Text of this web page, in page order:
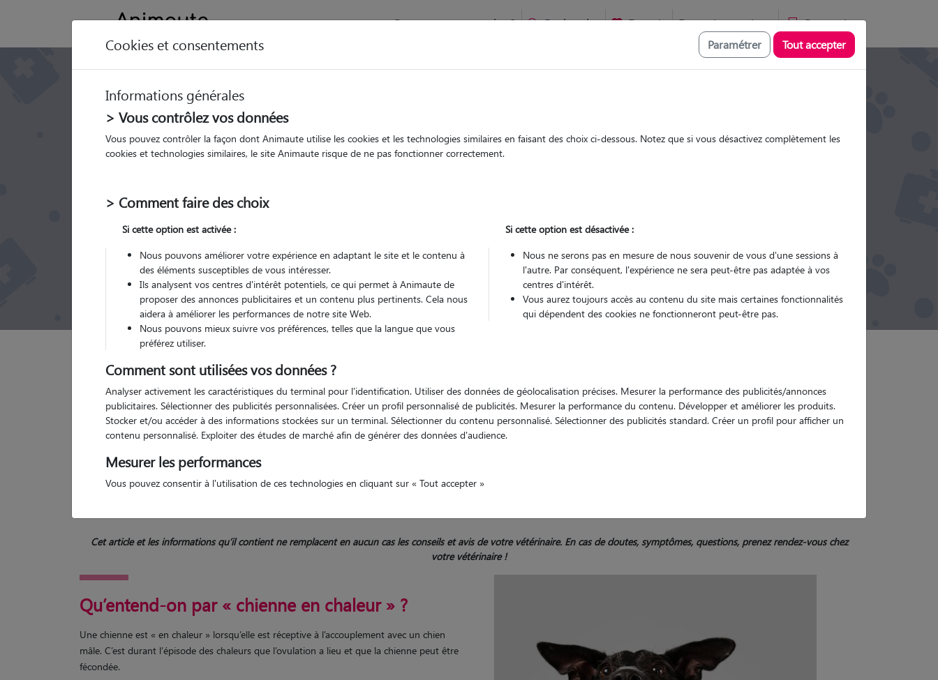
Comment ça marche ? Recherche Favoris Devenir pet sitter Connexion
Chaleurs de la chienne :
durée, cycle sexuel,
symptômes, solutions
chez le Pet Sitter
chez le Pet Sitter Visites
Visites
Pour quel animal ?
Trouver mon Pet Sitter
Garde d'animaux Chaleurs de la chienne : durée, cycle sexuel, symptômes, solutions
Catégories de cette pageSanté Chien
Article publié le 20/12/2024 et mis à jour le 10/09/2025
Les chaleurs chez la chienne
Cet article et les informations qu’il contient ne remplacent en aucun cas les conseils et avis de votre vétérinaire. En cas de doutes, symptômes, questions, prenez rendez-vous chez
votre vétérinaire !
Qu’entend-on par « chienne en chaleur » ?
Une chienne est « en chaleur » lorsqu’elle est réceptive à l’accouplement avec un chien
mâle. C’est durant l’épisode des chaleurs que l’ovulation a lieu et que la chienne peut être
fécondée.
Cookies et consentements Paramétrer Tout accepter
Informations générales
> Vous contrôlez vos données
Vous pouvez contrôler la façon dont Animaute utilise les cookies et les technologies similaires en faisant des choix ci-dessous. Notez que si vous désactivez complètement les
cookies et technologies similaires, le site Animaute risque de ne pas fonctionner correctement.
> Comment faire des choix
Si cette option est activée :
Nous pouvons améliorer votre expérience en adaptant le site et le contenu à
des éléments susceptibles de vous intéresser.
Ils analysent vos centres d'intérêt potentiels, ce qui permet à Animaute de
proposer des annonces publicitaires et un contenu plus pertinents. Cela nous
aidera à améliorer les performances de notre site Web.
Nous pouvons mieux suivre vos préférences, telles que la langue que vous
préférez utiliser.
Si cette option est désactivée :
Nous ne serons pas en mesure de nous souvenir de vous d'une sessions à
l'autre. Par conséquent, l'expérience ne sera peut-être pas adaptée à vos
centres d'intérêt.
Vous aurez toujours accès au contenu du site mais certaines fonctionnalités
qui dépendent des cookies ne fonctionneront peut-être pas.
Comment sont utilisées vos données ?
Analyser activement les caractéristiques du terminal pour l'identification. Utiliser des données de géolocalisation précises. Mesurer la performance des publicités/annonces
publicitaires. Sélectionner des publicités personnalisées. Créer un profil personnalisé de publicités. Mesurer la performance du contenu. Développer et améliorer les produits.
Stocker et/ou accéder à des informations stockées sur un terminal. Sélectionner du contenu personnalisé. Sélectionner des publicités standard. Créer un profil pour afficher un
contenu personnalisé. Exploiter des études de marché afin de générer des données d'audience.
Mesurer les performances
Vous pouvez consentir à l'utilisation de ces technologies en cliquant sur « Tout accepter »